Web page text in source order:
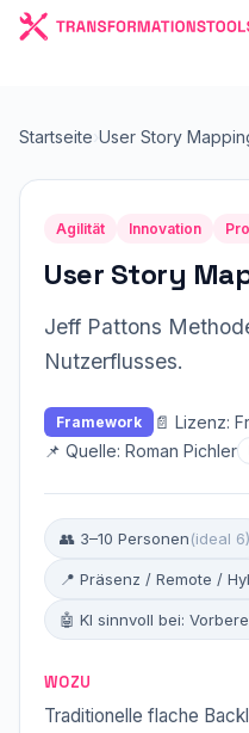
Startseite User Story
Agilität Innovation
User Story
Jeff Pattons
Nutzerflusses.
Framework
📄 Lizenz:
📌 Quelle: Roman Pichler
👥 3–10 Personen(ideal 6)
📍 Präsenz / Remote /
🤖 KI sinnvoll bei:
WOZU
Traditionelle flache